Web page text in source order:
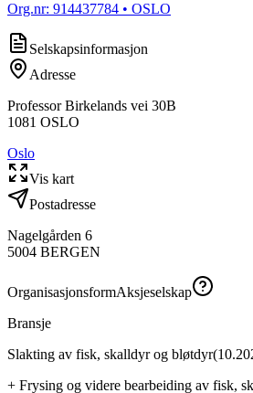
Org.nr: 914437784 • OSLO
Selskapsinformasjon
Adresse
Professor Birkelands vei 30B
1081 OSLO
Oslo
Vis kart
Postadresse
Nagelgården 6
5004 BERGEN
OrganisasjonsformAksjeselskap
Bransje
Slakting av fisk, skalldyr og bløtdyr(
+ Frysing og videre bearbeiding av fisk,